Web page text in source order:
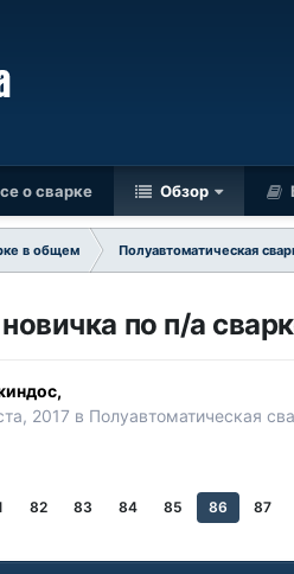
о сварке Обзор
в общем Полуавтоматическая
по п/а
,
2017 в Полуавтоматическая
82 83 84 85 86 87